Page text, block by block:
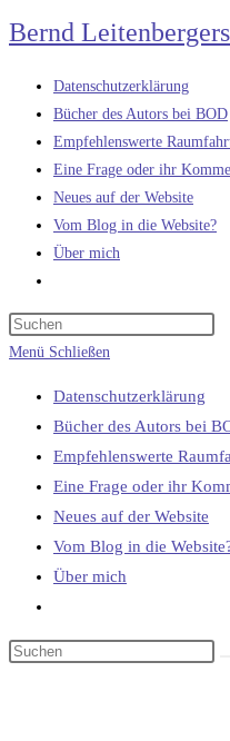
Zum
Inhalt
springen
Bernd
Datenschutzerklärung
Bücher des Autors bei BOD
Empfehlenswerte
Eine Frage oder ihr
Neues auf der Website
Vom Blog in die Website?
Über mich
umschalten
Menü Schließen
Datenschutzerklärung
Bücher des Autors bei
Empfehlenswerte
Eine Frage oder ihr
Neues auf der Website
Vom Blog in die
Über mich
umschalten